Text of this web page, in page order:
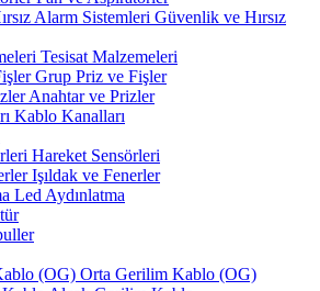
Güvenlik ve Hırsız
Tesisat Malzemeleri
Grup Priz ve Fişler
Anahtar ve Prizler
Kablo Kanalları
Hareket Sensörleri
Işıldak ve Fenerler
Led Aydınlatma
Orta Gerilim Kablo (OG)